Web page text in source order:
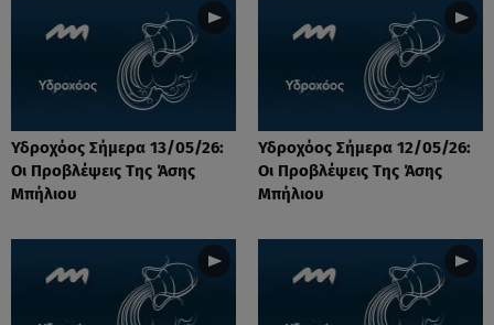
Υδροχόος Σήμερα 13/05/26:
Οι Προβλέψεις Της Άσης
Μπήλιου
Υδροχόος Σήμερα 12/05/26:
Οι Προβλέψεις Της Άσης
Μπήλιου